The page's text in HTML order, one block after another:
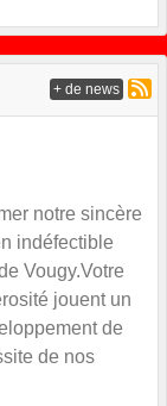
notre sincère
indéfectible
Vougy.Votre
jouent un
de
de nos
+ de news